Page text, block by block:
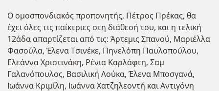
Ο ομοσπονδιακός προπονητής, Πέτρος Πρέκας, θα
έχει όλες τις παίκτριες στη διάθεσή του, και η τελική
12άδα απαρτίζεται από τις: Άρτεμις Σπανού, Μαριέλλα
Φασούλα, Έλενα Τσινέκε, Πηνελόπη Παυλοπούλου,
Ελεάννα Χριστινάκη, Ρένια Καρλάφτη, Σαμ
Γαλανόπουλος, Βασιλική Λούκα, Έλενα Μποσγανά,
Ιωάννα Κριμίλη, Ιωάννα Χατζηλεοντή και Αντιγόνη